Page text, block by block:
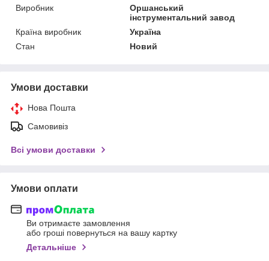
Виробник
Оршанський
інструментальний завод
Країна виробник
Україна
Стан
Новий
Умови доставки
Нова Пошта
Самовивіз
Всі умови доставки
Умови оплати
Ви отримаєте замовлення
або гроші повернуться на вашу картку
Детальніше